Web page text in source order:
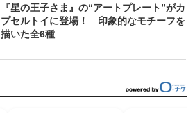
『星の王子さま』の“アートプレート”がカ
プセルトイに登場！ 印象的なモチーフを
描いた全6種